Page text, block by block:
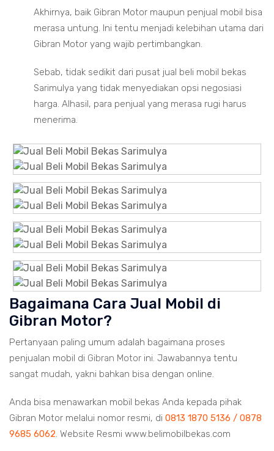
Akhirnya, baik Gibran Motor maupun penjual mobil bisa
merasa untung. Ini tentu menjadi kelebihan utama dari
Gibran Motor yang wajib pertimbangkan.
Sebab, tidak sedikit dari pusat jual beli mobil bekas
Sarimulya yang tidak menyediakan opsi negosiasi
harga. Alhasil, para penjual yang merasa rugi harus
menerima.
Bagaimana Cara Jual Mobil di
Gibran Motor?
Pertanyaan paling umum adalah bagaimana proses
penjualan mobil di Gibran Motor ini. Jawabannya tentu
sangat mudah, yakni bahkan bisa dengan online.
Anda bisa menawarkan mobil bekas Anda kepada pihak
Gibran Motor melalui nomor resmi, di 0813 1870 5136 / 0878
9685 6062. Website Resmi www.belimobilbekas.com